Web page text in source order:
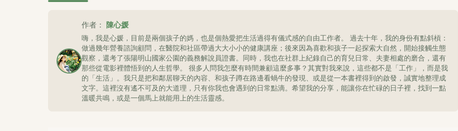
作者： 陳心媛
嗨，我是心媛，目前是兩個孩子的媽，也是個熱愛把生活過得有儀式感的自由工作者。 過去十年，我的身份有點斜槓：
做過幾年營養諮詢顧問，在醫院和社區帶過大大小小的健康講座；後來因為喜歡和孩子一起探索大自然，開始接觸生態
觀察，還考了張陽明山國家公園的義務解說員證書。同時，我也在社群上紀錄自己的育兒日常、夫妻相處的磨合，還有
那些從電影裡體悟到的人生哲學。 很多人問我怎麼有時間兼顧這麼多事？其實對我來說，這些都不是「工作」，而是我
的「生活」。我只是把和鄰居聊天的內容、和孩子蹲在路邊看蝸牛的發現、或是從一本書裡得到的啟發，誠實地整理成
文字。這裡沒有遙不可及的大道理，只有你我也會遇到的日常點滴。希望我的分享，能讓你在忙碌的日子裡，找到一點
溫暖共鳴，或是一個馬上就能用上的生活靈感。